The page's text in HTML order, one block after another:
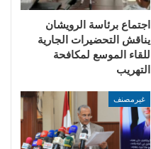
اجتماع برئاسة الرويشان
يناقش التحضيرات الجارية
للقاء الموسع لمكافحة
التهريب
غيرمصنف